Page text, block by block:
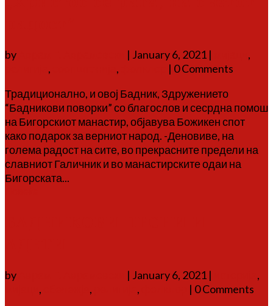
by | January 6, 2021 |
,
, ,
| 0 Comments
Традиционално, и овој Бадник, Здружението
“Бадникови поворки” со благослов и сесрдна помош
на Бигорскиот манастир, објавува Божикен спот
како подарок за верниот народ. -Деновиве, на
голема радост на сите, во прекрасните предели на
славниот Галичник и во манастирските одаи на
Бигорската...
by | January 6, 2021 |
,
, , ,
| 0 Comments